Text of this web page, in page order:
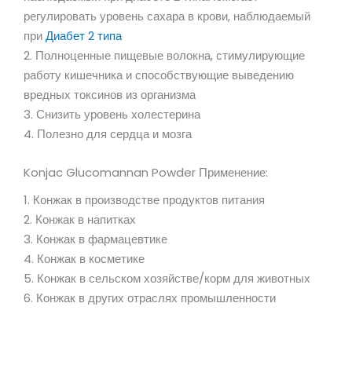
регулировать уровень сахара в крови, наблюдаемый
приДиабет 2 типа
2. Полноценные пищевые волокна, стимулирующие
работу кишечника и способствующие выведению
вредных токсинов из организма
3. Снизить уровень холестерина
4. Полезно для сердца и мозга
Konjac Glucomannan Powder Применение:
1. Конжак в производстве продуктов питания
2. Конжак в напитках
3. Конжак в фармацевтике
4. Конжак в косметике
5. Конжак в сельском хозяйстве/корм для животных
6. Конжак в других отраслях промышленности